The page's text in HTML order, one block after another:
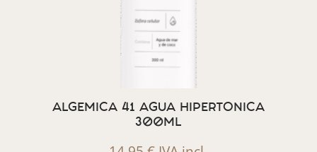
ALGEMICA 41 AGUA HIPERTONICA
300ML